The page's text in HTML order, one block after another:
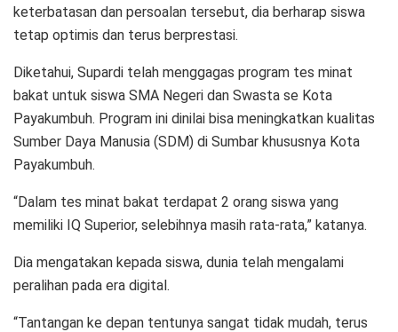
keterbatasan dan persoalan tersebut, dia berharap siswa
tetap optimis dan terus berprestasi.
Diketahui, Supardi telah menggagas program tes minat
bakat untuk siswa SMA Negeri dan Swasta se Kota
Payakumbuh. Program ini dinilai bisa meningkatkan kualitas
Sumber Daya Manusia (SDM) di Sumbar khususnya Kota
Payakumbuh.
“Dalam tes minat bakat terdapat 2 orang siswa yang
memiliki IQ Superior, selebihnya masih rata-rata,” katanya.
Dia mengatakan kepada siswa, dunia telah mengalami
peralihan pada era digital.
“Tantangan ke depan tentunya sangat tidak mudah, terus